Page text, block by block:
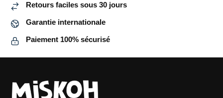
la
page
produit
Retours faciles sous 30 jours
Garantie internationale
Paiement 100% sécurisé